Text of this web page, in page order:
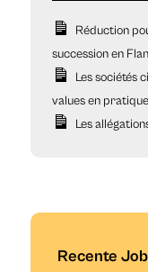
Réduction
succession en
Les sociétés
values en pratique
Les
Recente